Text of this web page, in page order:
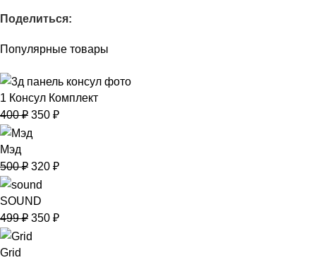
Поделиться:
Популярные товары
1 Консул Комплект
400₽ 350 ₽
Мэд
500₽ 320 ₽
SOUND
499₽ 350 ₽
Grid